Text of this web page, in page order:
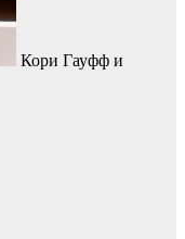
Кори Гауфф и